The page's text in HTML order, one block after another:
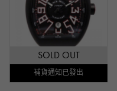
SOLD OUT
補貨通知已發出